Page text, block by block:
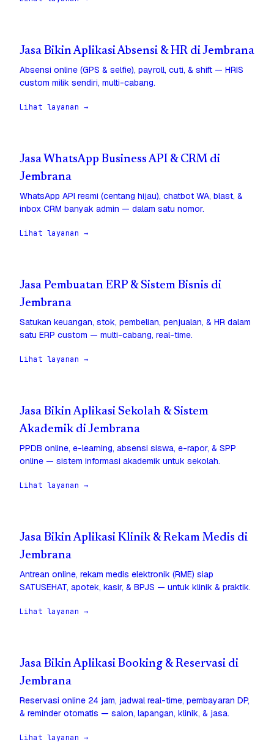
Jasa Bikin Aplikasi Absensi & HR di Jembrana
Absensi online (GPS & selfie), payroll, cuti, & shift — HRIS
custom milik sendiri, multi-cabang.
Lihat layanan →
Jasa WhatsApp Business API & CRM di
Jembrana
WhatsApp API resmi (centang hijau), chatbot WA, blast, &
inbox CRM banyak admin — dalam satu nomor.
Lihat layanan →
Jasa Pembuatan ERP & Sistem Bisnis di
Jembrana
Satukan keuangan, stok, pembelian, penjualan, & HR dalam
satu ERP custom — multi-cabang, real-time.
Lihat layanan →
Jasa Bikin Aplikasi Sekolah & Sistem
Akademik di Jembrana
PPDB online, e-learning, absensi siswa, e-rapor, & SPP
online — sistem informasi akademik untuk sekolah.
Lihat layanan →
Jasa Bikin Aplikasi Klinik & Rekam Medis di
Jembrana
Antrean online, rekam medis elektronik (RME) siap
SATUSEHAT, apotek, kasir, & BPJS — untuk klinik & praktik.
Lihat layanan →
Jasa Bikin Aplikasi Booking & Reservasi di
Jembrana
Reservasi online 24 jam, jadwal real-time, pembayaran DP,
& reminder otomatis — salon, lapangan, klinik, & jasa.
Lihat layanan →